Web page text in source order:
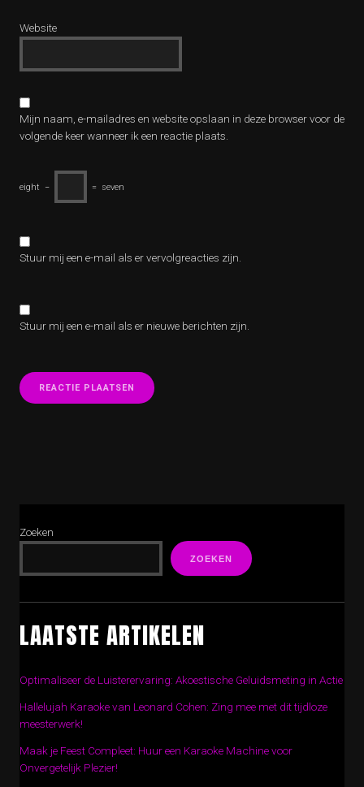
Website
Mijn naam, e-mailadres en website opslaan in deze browser voor de
volgende keer wanneer ik een reactie plaats.
eight − = seven
Stuur mij een e-mail als er vervolgreacties zijn.
Stuur mij een e-mail als er nieuwe berichten zijn.
Zoeken
ZOEKEN
LAATSTE ARTIKELEN
Optimaliseer de Luisterervaring: Akoestische Geluidsmeting in Actie
Hallelujah Karaoke van Leonard Cohen: Zing mee met dit tijdloze
meesterwerk!
Maak je Feest Compleet: Huur een Karaoke Machine voor
Onvergetelijk Plezier!